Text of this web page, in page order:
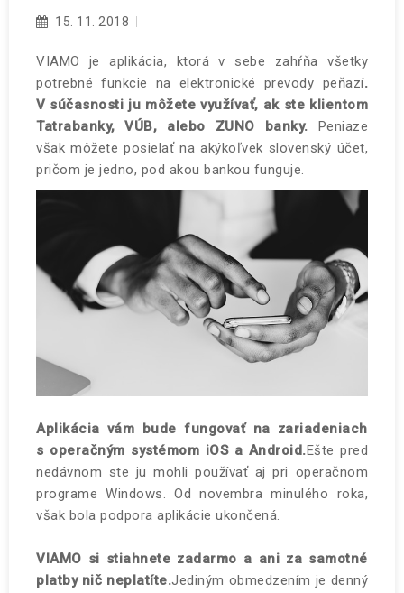
15. 11. 2018
VIAMO je aplikácia, ktorá v sebe zahŕňa všetky
potrebné funkcie na elektronické prevody peňazí.
V súčasnosti ju môžete využívať, ak ste klientom
Tatrabanky, VÚB, alebo ZUNO banky.
Peniaze
však môžete posielať na akýkoľvek slovenský účet,
pričom je jedno, pod akou bankou funguje.
Aplikácia vám bude fungovať na zariadeniach
s operačným systémom iOS a Android.Ešte pred
nedávnom ste ju mohli používať aj pri operačnom
programe Windows. Od novembra minulého roka,
však bola podpora aplikácie ukončená.
VIAMO si stiahnete zadarmo a ani za samotné
platby nič neplatíte.Jediným obmedzením je denný